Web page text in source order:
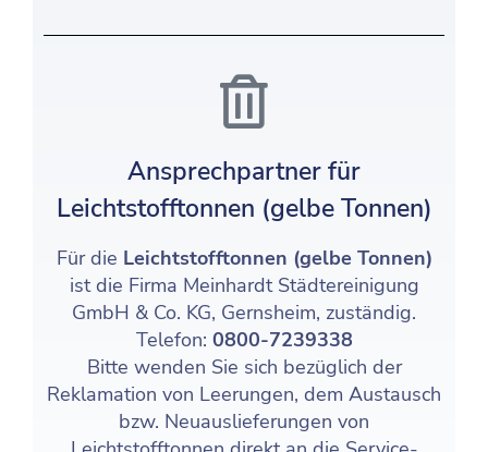
Ansprechpartner für
Leichtstofftonnen (gelbe Tonnen)
Für die Leichtstofftonnen (gelbe Tonnen)
ist die Firma Meinhardt Städtereinigung
GmbH & Co. KG, Gernsheim, zuständig.
Telefon: 0800-7239338
Bitte wenden Sie sich bezüglich der
Reklamation von Leerungen, dem Austausch
bzw. Neuauslieferungen von